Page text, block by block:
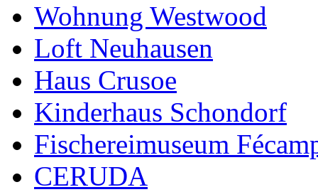
Wohnung Westwood
Loft Neuhausen
Haus Crusoe
Kinderhaus Schondorf
Fischereimuseum
CERUDA